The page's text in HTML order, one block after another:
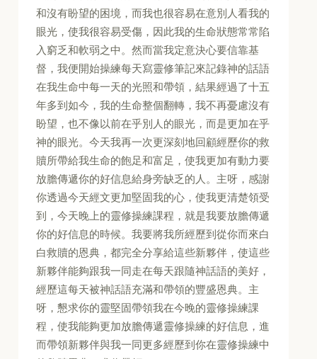
和沒有盼望的困境，而我也很容易在意別人看我的
眼光，使我很容易受傷，因此我的生命狀態常常陷
入窮乏和軟弱之中。然而當我定意決心要信靠基
督，我便開始操練每天寫靈修筆記來記錄神的話語
在我生命中每一天的光照和帶領，結果經過了十五
年多到如今，我的生命整個翻轉，我不再憂慮沒有
盼望，也不像以前在乎別人的眼光，而是更加在乎
神的眼光。今天我再一次更深刻地回顧經歷你的救
贖所帶給我生命的飽足和富足，使我更加有動力要
放膽傳遞你的好信息給身旁缺乏的人。主呀，感謝
你透過今天經文更加堅固我的心，使我更清楚領受
到，今天晚上的靈修操練課程，就是我要放膽傳遞
你的好信息的時候。我要將我所經歷到從你而來白
白救贖的恩典，都完全分享給這些新夥伴，使這些
新夥伴能夠跟我一同走在每天跟隨神話語的美好，
經歷這每天被神話語充滿和帶領的豐盛恩典。主
呀，懇求你的靈堅固帶領我在今晚的靈修操練課
程，使我能夠更加放膽傳遞靈修操練的好信息，進
而帶領新夥伴與我一同更多經歷到你在靈修操練中